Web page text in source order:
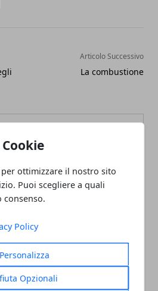
ottimizzare il nostro sito
Puoi scegliere a quali
consenso.
Policy
Personalizza
Opzionali
Articolo Successivo
La combustione
Redazione